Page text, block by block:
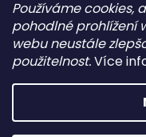
Používáme cookies,
pohodlné prohlížení
webu neustále
použitelnost.Více
Facebook